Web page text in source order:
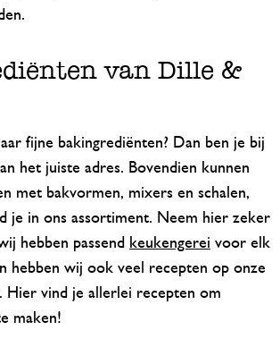
van Dille &
fijne bakingrediënten? Dan ben je bij
het juiste adres. Bovendien kunnen
met bakvormen, mixers en schalen,
je in ons assortiment. Neem hier zeker
hebben passend keukengerei voor elk
hebben wij ook veel recepten op onze
. Hier vind je allerlei recepten om
maken!